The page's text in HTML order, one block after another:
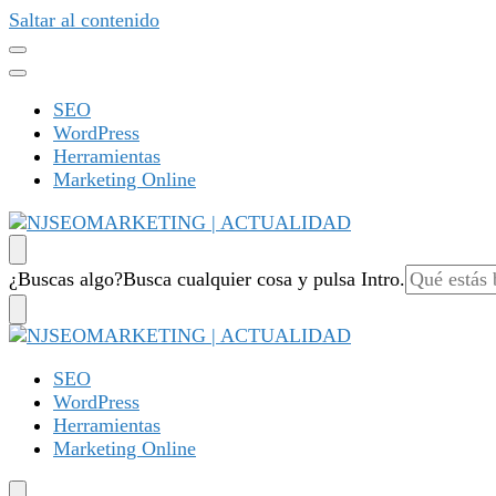
Saltar al contenido
SEO
WordPress
Herramientas
Marketing Online
NJSEOMARKETING | ACTUALIDAD
Tu web de tecnología, SEO, Marketing, desarrollo
¿Buscas algo?Busca cualquier cosa y pulsa Intro.
NJSEOMARKETING | ACTUALIDAD
Tu web de tecnología, SEO, Marketing, desarrollo
SEO
WordPress
Herramientas
Marketing Online